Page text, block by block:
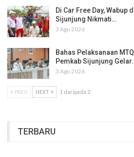
Di Car Free Day, Wabup
Sijunjung Nikmati…
3 Agu 2026
Bahas Pelaksanaan
Pemkab Sijunjung
3 Agu 2026
PREV NEXT 1 daripada 2
TERBARU